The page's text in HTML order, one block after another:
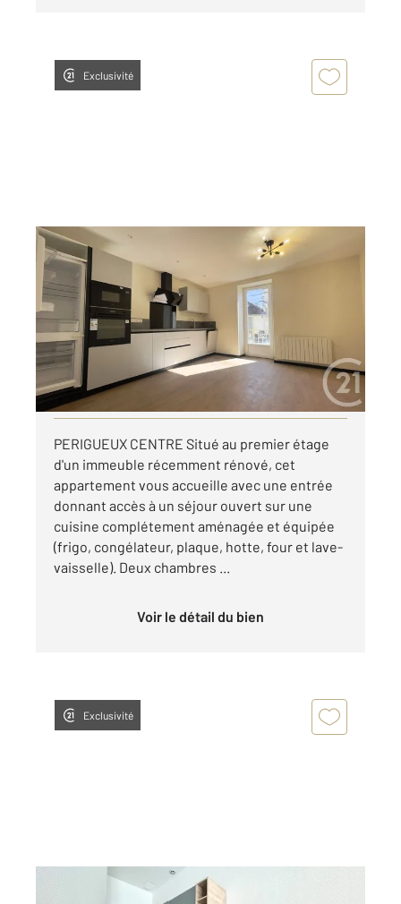
Exclusivité
PERIGUEUX 24
44,38 m
, 3 pièces
Ref : 21035
Appartement F3 à louer
690 €
par mois charges comprises
Visiter le site dédié
PERIGUEUX CENTRE Situé au premier étage
d'un immeuble récemment rénové, cet
appartement vous accueille avec une entrée
donnant accès à un séjour ouvert sur une
cuisine complétement aménagée et équipée
(frigo, congélateur, plaque, hotte, four et lave-
vaisselle). Deux chambres ...
Voir le détail du bien
Exclusivité
PERIGUEUX 24